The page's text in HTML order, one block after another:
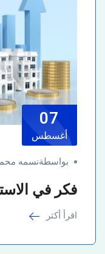
07
أغسطس
بواسطةنسمه
فكر في
اقرأ أكثر